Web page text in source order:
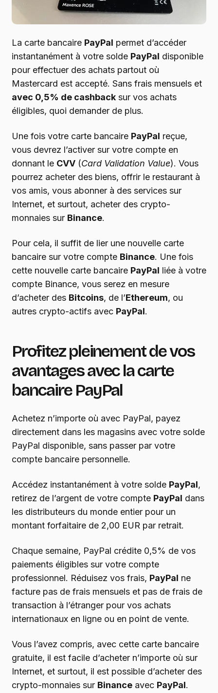
La carte bancaire PayPal permet d’accéder
instantanément à votre solde PayPal disponible
pour effectuer des achats partout où
Mastercard est accepté. Sans frais mensuels et
avec 0,5% de cashback sur vos achats
éligibles, quoi demander de plus.
Une fois votre carte bancaire PayPal reçue,
vous devrez l’activer sur votre compte en
donnant le CVV (Card Validation Value). Vous
pourrez acheter des biens, offrir le restaurant à
vos amis, vous abonner à des services sur
Internet, et surtout, acheter des crypto-
monnaies sur Binance.
Pour cela, il suffit de lier une nouvelle carte
bancaire sur votre compte Binance. Une fois
cette nouvelle carte bancaire PayPal liée à votre
compte Binance, vous serez en mesure
d’acheter des Bitcoins, de l’Ethereum, ou
autres crypto-actifs avec PayPal.
Profitez pleinement de vos
avantages avec la carte
bancaire PayPal
Achetez n’importe où avec PayPal, payez
directement dans les magasins avec votre solde
PayPal disponible, sans passer par votre
compte bancaire personnelle.
Accédez instantanément à votre solde PayPal,
retirez de l’argent de votre compte PayPal dans
les distributeurs du monde entier pour un
montant forfaitaire de 2,00 EUR par retrait.
Chaque semaine, PayPal crédite 0,5% de vos
paiements éligibles sur votre compte
professionnel. Réduisez vos frais, PayPal ne
facture pas de frais mensuels et pas de frais de
transaction à l’étranger pour vos achats
internationaux en ligne ou en point de vente.
Vous l’avez compris, avec cette carte bancaire
gratuite, il est facile d’acheter n’importe où sur
Internet, et surtout, il est possible d’acheter des
crypto-monnaies sur Binance avec PayPal.